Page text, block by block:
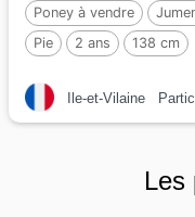
Poney à vendre
Pie
2 ans 138 cm
Ile-et-Vilaine
Les